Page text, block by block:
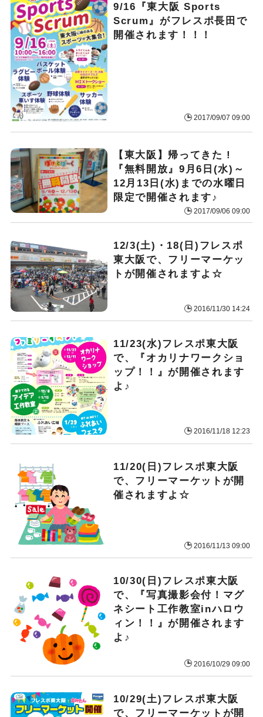
9/16『東大阪 Sports
Scrum』がフレスポ長田で
開催されます！！！
2017/09/07 09:00
【東大阪】帰ってきた !
『無料開放』9月6日(水)～
12月13日(水)までの水曜日
限定で開催されます♪
2017/09/06 09:00
12/3(土)・18(日)フレスポ
東大阪で、フリーマーケッ
トが開催されますよ☆
2016/11/30 14:24
11/23(水)フレスポ東大阪
で、『オカリナワークショ
ップ！！』が開催されます
よ♪
2016/11/18 12:23
11/20(日)フレスポ東大阪
で、フリーマーケットが開
催されますよ☆
2016/11/13 09:00
10/30(日)フレスポ東大阪
で、『写真撮影会付！マグ
ネシート工作教室inハロウ
ィン！！』が開催されます
よ♪
2016/10/29 09:00
10/29(土)フレスポ東大阪
で、フリーマーケットが開